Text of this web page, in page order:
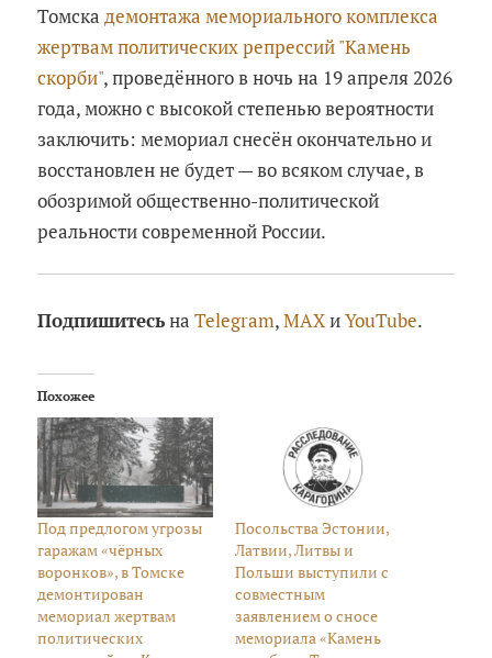
Томскадемонтажа мемориального комплекса
жертвам политических репрессий "Камень
скорби", проведённого в ночь на 19 апреля 2026
года, можно с высокой степенью вероятности
заключить: мемориал снесён окончательно и
восстановлен не будет — во всяком случае, в
обозримой общественно-политической
реальности современной России.
ПодпишитесьнаTelegram,MAXиYouTube.
Похожее
Под предлогом угрозы
гаражам «чёрных
воронков», в Томске
демонтирован
мемориал жертвам
политических
Посольства Эстонии,
Латвии, Литвы и
Польши выступили с
совместным
заявлением о сносе
мемориала «Камень